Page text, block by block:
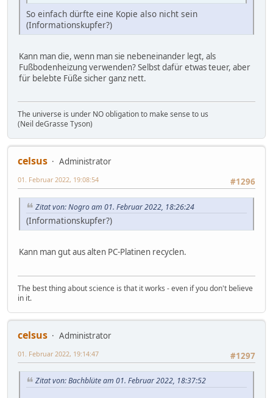
So einfach dürfte eine Kopie also nicht sein
(Informationskupfer?)
Kann man die, wenn man sie nebeneinander legt, als
Fußbodenheizung verwenden? Selbst dafür etwas teuer, aber
für belebte Füße sicher ganz nett.
The universe is under NO obligation to make sense to us
(Neil deGrasse Tyson)
celsus
Administrator
#1296
01. Februar 2022, 19:08:54
Zitat von: Nogro am 01. Februar 2022, 18:26:24
(Informationskupfer?)
Kann man gut aus alten PC-Platinen recyclen.
The best thing about science is that it works - even if you don't believe
in it.
celsus
Administrator
#1297
01. Februar 2022, 19:14:47
Zitat von: Bachblüte am 01. Februar 2022, 18:37:52